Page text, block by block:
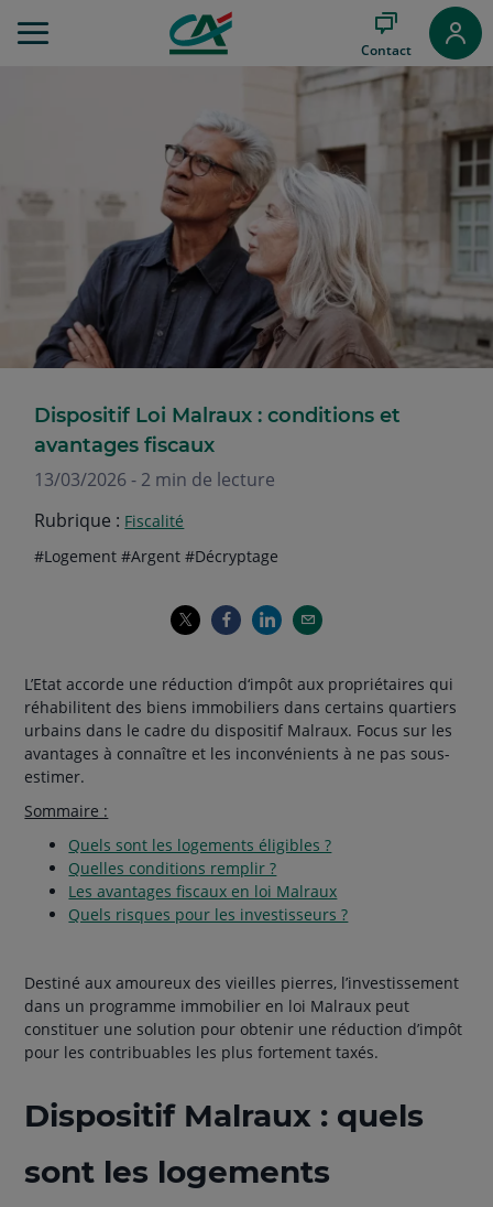
au
de
Contact
Dispositif Loi Malraux : conditions et
avantages fiscaux
13/03/2026 - 2 min de lecture
Rubrique : Fiscalité
Thématiques
hashtag
#Logementhashtag
#Argenthashtag
#Décryptage
L’Etat accorde une réduction d‘impôt aux propriétaires qui
réhabilitent des biens immobiliers dans certains quartiers
urbains dans le cadre du dispositif Malraux. Focus sur les
avantages à connaître et les inconvénients à ne pas sous-
estimer.
Sommaire :
Quels sont les logements éligibles ?
Quelles conditions remplir ?
Les avantages fiscaux en loi Malraux
Quels risques pour les investisseurs ?
Destiné aux amoureux des vieilles pierres, l’investissement
dans un programme immobilier en loi Malraux peut
constituer une solution pour obtenir une réduction d’impôt
pour les contribuables les plus fortement taxés.
Dispositif Malraux : quels
sont les logements